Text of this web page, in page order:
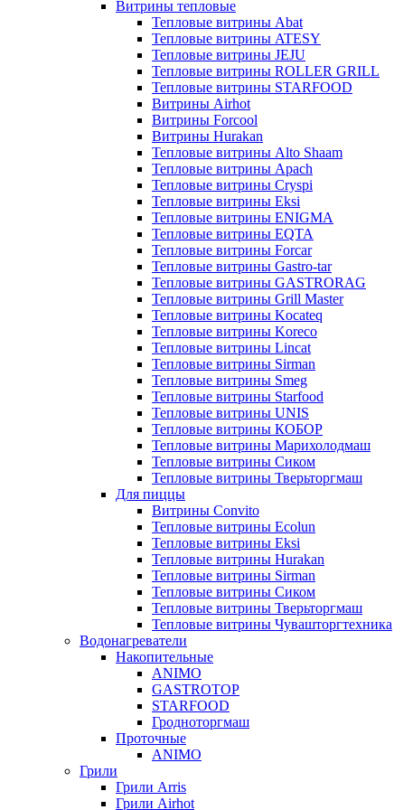
Витрины тепловые
Тепловые витрины Abat
Тепловые витрины ATESY
Тепловые витрины JEJU
Тепловые витрины ROLLER GRILL
Тепловые витрины STARFOOD
Витрины Airhot
Витрины Forcool
Витрины Hurakan
Тепловые витрины Alto Shaam
Тепловые витрины Apach
Тепловые витрины Cryspi
Тепловые витрины Eksi
Тепловые витрины ENIGMA
Тепловые витрины EQTA
Тепловые витрины Forcar
Тепловые витрины Gastro-tar
Тепловые витрины GASTRORAG
Тепловые витрины Grill Master
Тепловые витрины Kocateq
Тепловые витрины Koreco
Тепловые витрины Lincat
Тепловые витрины Sirman
Тепловые витрины Smeg
Тепловые витрины Starfood
Тепловые витрины UNIS
Тепловые витрины КОБОР
Тепловые витрины Марихолодмаш
Тепловые витрины Сиком
Тепловые витрины Тверьторгмаш
Для пиццы
Витрины Convito
Тепловые витрины Ecolun
Тепловые витрины Eksi
Тепловые витрины Hurakan
Тепловые витрины Sirman
Тепловые витрины Сиком
Тепловые витрины Тверьторгмаш
Тепловые витрины Чувашторгтехника
Водонагреватели
Накопительные
ANIMO
GASTROTOP
STARFOOD
Гродноторгмаш
Проточные
ANIMO
Грили
Грили Arris
Грили Airhot